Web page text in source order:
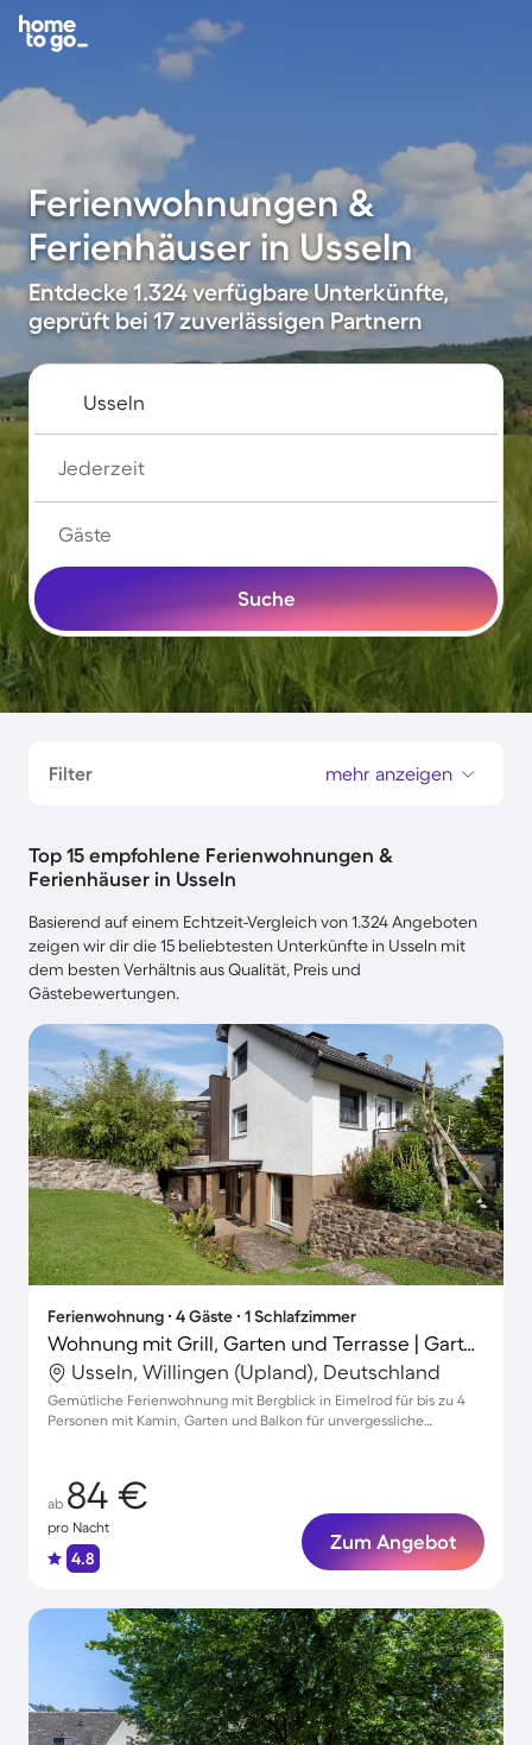
Ferienwohnungen &
Ferienhäuser in Usseln
Entdecke 1.324 verfügbare Unterkünfte,
geprüft bei 17 zuverlässigen Partnern
Jederzeit
Gäste
Suche
Filter mehr anzeigen
Top 15 empfohlene Ferienwohnungen &
Ferienhäuser in Usseln
Basierend auf einem Echtzeit-Vergleich von 1.324 Angeboten
zeigen wir dir die 15 beliebtesten Unterkünfte in Usseln mit
dem besten Verhältnis aus Qualität, Preis und
Gästebewertungen.
Ferienwohnung ∙ 4 Gäste ∙ 1 Schlafzimmer
Wohnung mit Grill, Garten und Terrasse | Gartenblick
Usseln, Willingen (Upland), Deutschland
Gemütliche Ferienwohnung mit Bergblick in Eimelrod für bis zu 4
Personen mit Kamin, Garten und Balkon für unvergessliche
ab 84 €
pro Nacht
4.8
Zum Angebot